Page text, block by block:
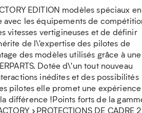
EDITION modèles spéciaux en
les équipements de
vitesses vertigineuses et de définir
de l\'expertise des pilotes de
des modèles utilisés grâce à une
Dotée d\'un tout nouveau
inédites et des possibilités
pilotes elle promet une expérience
différence !Points forts de la
»PROTECTIONS DE CADRE